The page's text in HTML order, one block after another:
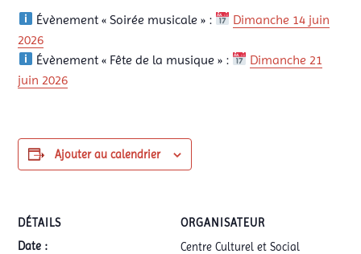
Évènement « Soirée musicale » :
Dimanche 14 juin
2026
Évènement « Fête de la musique » :
Dimanche 21
juin 2026
Ajouter au calendrier
DÉTAILS
Date :
ORGANISATEUR
Centre Culturel et Social